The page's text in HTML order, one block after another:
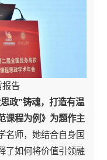
报告
政”铸魂，打造有温
程为例》为题作主
名师，她结合自身国
了如何将价值引领融